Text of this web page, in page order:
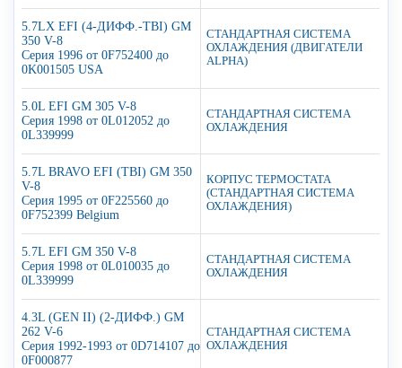
5.7LX EFI (4-ДИФФ.-TBI) GM
350 V-8
Серия 1996 от 0F752400 до
0K001505 USA
СТАНДАРТНАЯ СИСТЕМА
ОХЛАЖДЕНИЯ (ДВИГАТЕЛИ
ALPHA)
5.0L EFI GM 305 V-8
Серия 1998 от 0L012052 до
0L339999
СТАНДАРТНАЯ СИСТЕМА
ОХЛАЖДЕНИЯ
5.7L BRAVO EFI (TBI) GM 350
V-8
Серия 1995 от 0F225560 до
0F752399 Belgium
КОРПУС ТЕРМОСТАТА
(СТАНДАРТНАЯ СИСТЕМА
ОХЛАЖДЕНИЯ)
5.7L EFI GM 350 V-8
Серия 1998 от 0L010035 до
0L339999
СТАНДАРТНАЯ СИСТЕМА
ОХЛАЖДЕНИЯ
4.3L (GEN II) (2-ДИФФ.) GM
262 V-6
Серия 1992-1993 от 0D714107 до
0F000877
СТАНДАРТНАЯ СИСТЕМА
ОХЛАЖДЕНИЯ